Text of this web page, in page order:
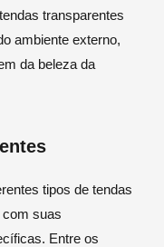
transparentes
ambiente externo,
da beleza da
tipos de tendas
com suas
Entre os